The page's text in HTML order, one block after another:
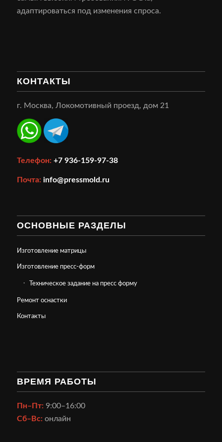
адаптироваться под изменения спроса.
КОНТАКТЫ
г. Москва, Локомотивный проезд, дом 21
Телефон: +7 936-159-97-38
Почта: info@pressmold.ru
ОСНОВНЫЕ РАЗДЕЛЫ
Изготовление матрицы
Изготовление пресс-форм
Техническое задание на пресс форму
Ремонт оснастки
Контакты
ВРЕМЯ РАБОТЫ
Пн–Пт:9:00–16:00
Сб–Вс:онлайн